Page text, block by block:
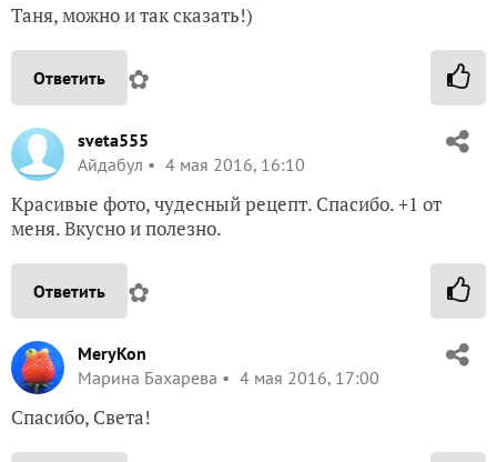
Таня, можно и так сказать!)
Ответить ✿
sveta555
Айдабул
4 мая 2016, 16:10
Красивые фото, чудесный рецепт. Спасибо. +1 от
меня. Вкусно и полезно.
Ответить ✿
MeryKon
Марина Бахарева
4 мая 2016, 17:00
Спасибо, Света!